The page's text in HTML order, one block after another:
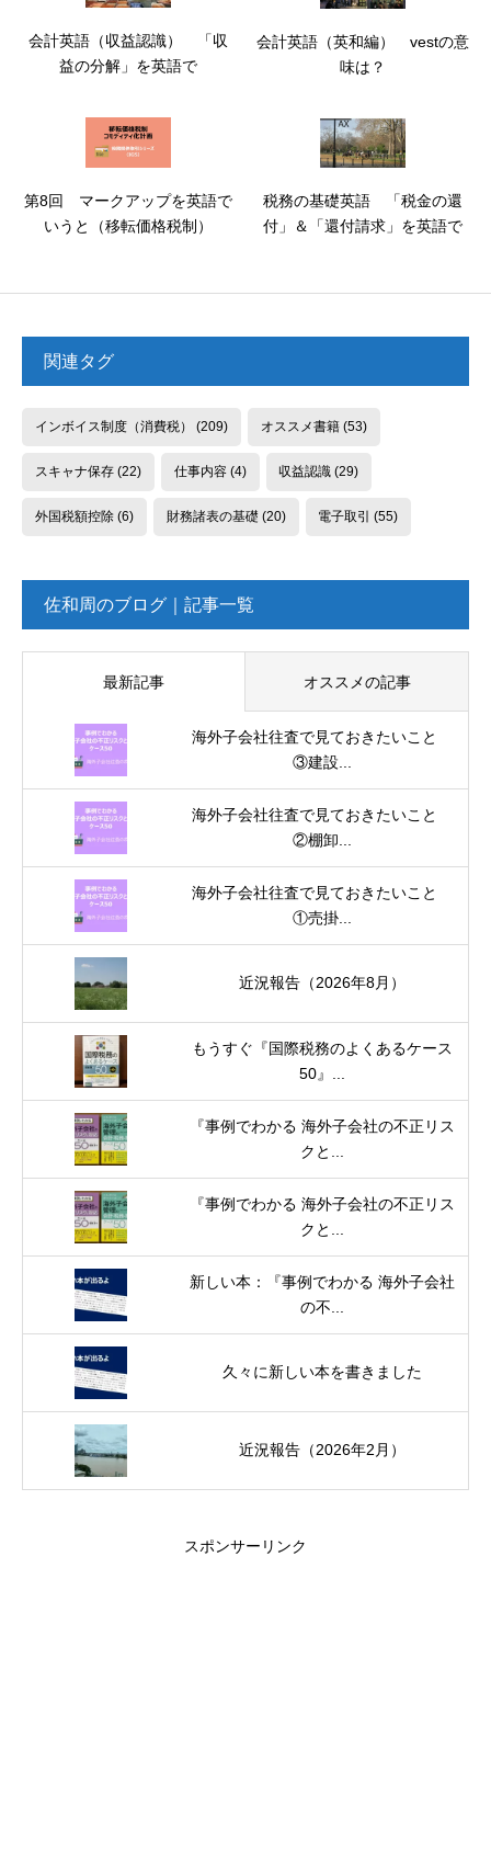
会計英語（収益認識） 「収
益の分解」を英語で
会計英語（英和編） vestの意
味は？
第8回 マークアップを英語で
いうと（移転価格税制）
税務の基礎英語 「税金の還
付」＆「還付請求」を英語で
関連タグ
インボイス制度（消費税） (209) オススメ書籍(53)
スキャナ保存(22) 仕事内容(4) 収益認識 (29)
外国税額控除(6) 財務諸表の基礎 (20) 電子取引 (55)
佐和周のブログ｜記事一覧
最新記事 オススメの記事
海外子会社往査で見ておきたいこと
③建設...
海外子会社往査で見ておきたいこと
②棚卸...
海外子会社往査で見ておきたいこと
①売掛...
近況報告（2026年8月）
もうすぐ『国際税務のよくあるケース
50』...
『事例でわかる 海外子会社の不正リス
クと...
『事例でわかる 海外子会社の不正リス
クと...
新しい本：『事例でわかる 海外子会社
の不...
久々に新しい本を書きました
近況報告（2026年2月）
スポンサーリンク